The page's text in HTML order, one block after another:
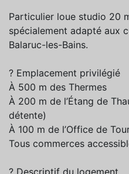
Particulier loue studio 20
spécialement adapté aux
Balaruc-les-Bains.
? Emplacement privilégié
À 500 m des Thermes
À 200 m de l’Étang de
détente)
À 100 m de l’Office de
Tous commerces